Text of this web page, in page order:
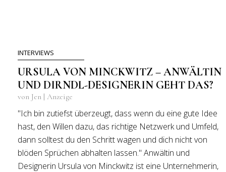
INTERVIEWS
URSULA VON MINCKWITZ – ANWÄLTIN
UND DIRNDL-DESIGNERIN GEHT DAS?
von Jen | Anzeige
"Ich bin zutiefst überzeugt, dass wenn du eine gute Idee
hast, den Willen dazu, das richtige Netzwerk und Umfeld,
dann solltest du den Schritt wagen und dich nicht von
blöden Sprüchen abhalten lassen." Anwältin und
Designerin Ursula von Minckwitz ist eine Unternehmerin,